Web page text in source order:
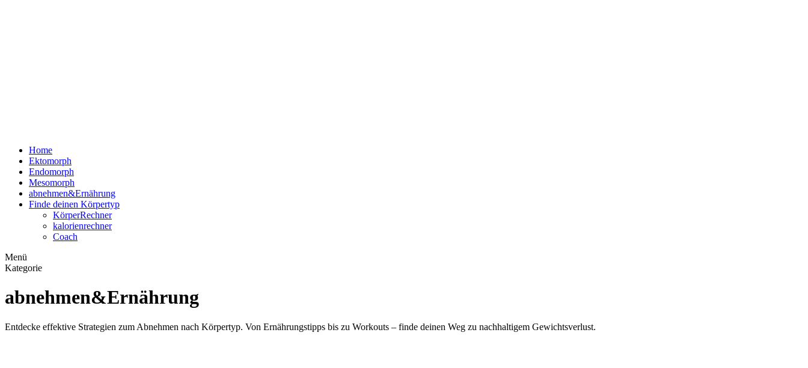
Home
Ektomorph
Endomorph
Mesomorph
abnehmen&Ernährung
Finde deinen Körpertyp
KörperRechner
kalorienrechner
Coach
Menü
Kategorie
abnehmen&Ernährung
Entdecke effektive Strategien zum Abnehmen nach Körpertyp. Von Ernährungstipps bis zu Workouts – finde deinen Weg zu nachhaltigem Gewichtsverlust.